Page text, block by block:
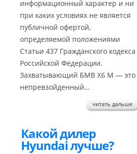
информационный характер и ни
при каких условиях не является
публичной офертой,
определяемой положениями
Статьи 437 Гражданского кодекса
Российской Федерации.
Захватывающий БМВ Х6 М — это
непревзойденный…
читать дальше
Какой дилер
Hyundai лучше?